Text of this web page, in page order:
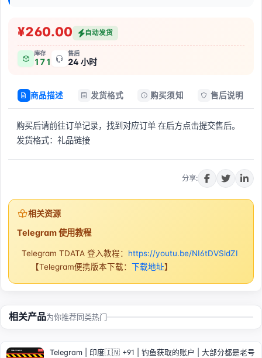
¥260.00 自动发货
库存
171
售后
24 小时
商品描述 发货格式 购买须知 售后说明
购买后请前往订单记录，找到对应订单 在后方点击提交售后。
发货格式：礼品链接
分享:
相关资源
Telegram 使用教程
Telegram TDATA 登入教程： https://youtu.be/NI6tDVSldZI
【Telegram便携版本下载： 下载地址】
相关产品为你推荐同类热门
Telegram | 印度🇮🇳 +91 | 钓鱼获取的账户 | 大部分都是老号